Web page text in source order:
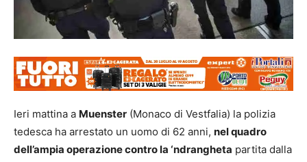
Ieri mattina a Muenster (Monaco di Vestfalia) la polizia
tedesca ha arrestato un uomo di 62 anni, nel quadro
dell’ampia operazione contro la ‘ndrangheta partita dalla